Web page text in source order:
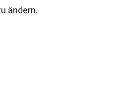
ändern.